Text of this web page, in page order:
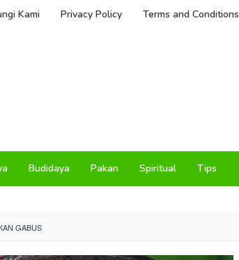
Kami Privacy Policy Terms and Conditions
Budidaya Pakan Spiritual Tips
GABUS